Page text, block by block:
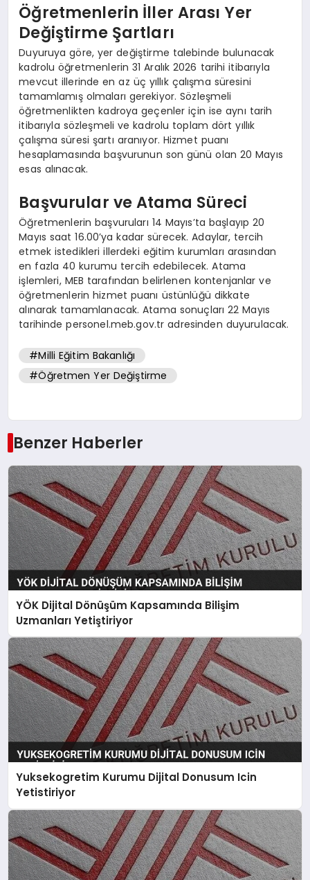
Öğretmenlerin İller Arası Yer
Değiştirme Şartları
Duyuruya göre, yer değiştirme talebinde bulunacak
kadrolu öğretmenlerin 31 Aralık 2026 tarihi itibarıyla
mevcut illerinde en az üç yıllık çalışma süresini
tamamlamış olmaları gerekiyor. Sözleşmeli
öğretmenlikten kadroya geçenler için ise aynı tarih
itibarıyla sözleşmeli ve kadrolu toplam dört yıllık
çalışma süresi şartı aranıyor. Hizmet puanı
hesaplamasında başvurunun son günü olan 20 Mayıs
esas alınacak.
Başvurular ve Atama Süreci
Öğretmenlerin başvuruları 14 Mayıs’ta başlayıp 20
Mayıs saat 16.00’ya kadar sürecek. Adaylar, tercih
etmek istedikleri illerdeki eğitim kurumları arasından
en fazla 40 kurumu tercih edebilecek. Atama
işlemleri, MEB tarafından belirlenen kontenjanlar ve
öğretmenlerin hizmet puanı üstünlüğü dikkate
alınarak tamamlanacak. Atama sonuçları 22 Mayıs
tarihinde personel.meb.gov.tr adresinden duyurulacak.
#Milli Eğitim Bakanlığı
#Öğretmen Yer Değiştirme
Benzer Haberler
YÖK Dijital Dönüşüm Kapsamında Bilişim
Uzmanları Yetiştiriyor
Yuksekogretim Kurumu Dijital Donusum Icin
Yetistiriyor